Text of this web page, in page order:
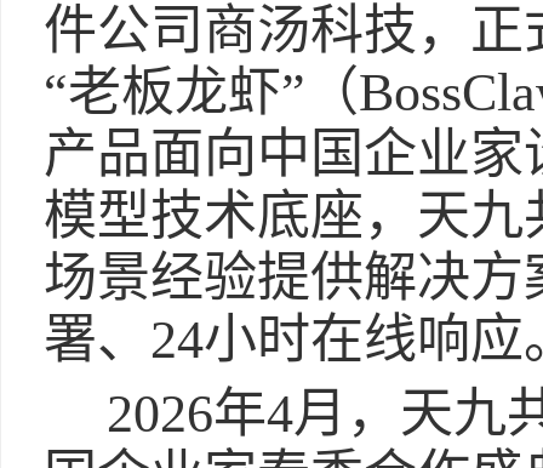
件公司商汤科技，
“老板龙虾”（
产品面向中国企业
模型技术底座，天九
场景经验提供解决
署、24小时在线响应
2026年4月，天九